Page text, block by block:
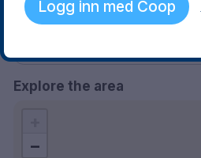
Explore the area
−
Logg inn med Coop